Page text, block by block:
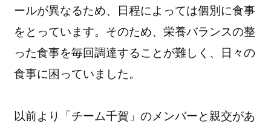
ールが異なるため、日程によっては個別に食事
をとっています。そのため、栄養バランスの整
った食事を毎回調達することが難しく、日々の
食事に困っていました。
以前より「チーム千賀」のメンバーと親交があ